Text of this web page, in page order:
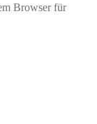
Browser für